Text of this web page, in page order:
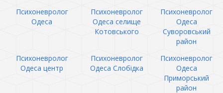
Психоневролог
Одеса
Психоневролог
Одеса селище
Котовського
Психоневролог
Одеса
Суворовський
район
Психоневролог
Одеса центр
Психоневролог
Одеса Слобідка
Психоневролог
Одеса
Приморський
район